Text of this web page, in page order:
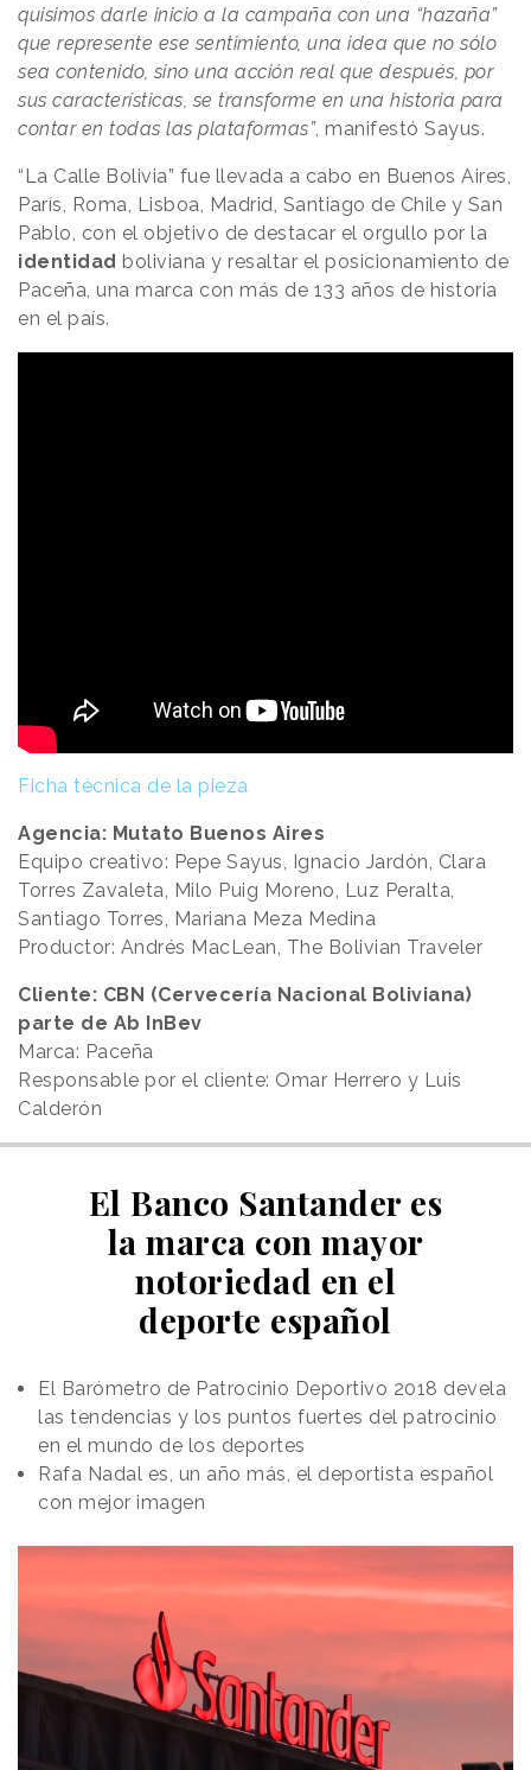
quisimos darle inicio a la campaña con una “hazaña”
que represente ese sentimiento, una idea que no sólo
sea contenido, sino una acción real que después, por
sus características, se transforme en una historia para
contar en todas las plataformas”, manifestó Sayus.
“La Calle Bolivia” fue llevada a cabo en Buenos Aires,
París, Roma, Lisboa, Madrid, Santiago de Chile y San
Pablo, con el objetivo de destacar el orgullo por la
identidad boliviana y resaltar el posicionamiento de
Paceña, una marca con más de 133 años de historia
en el país.
Ficha técnica de la pieza
Agencia: Mutato Buenos Aires
Equipo creativo: Pepe Sayus, Ignacio Jardón, Clara
Torres Zavaleta, Milo Puig Moreno, Luz Peralta,
Santiago Torres, Mariana Meza Medina
Productor: Andrés MacLean, The Bolivian Traveler
Cliente: CBN (Cervecería Nacional Boliviana)
parte de Ab InBev
Marca: Paceña
Responsable por el cliente: Omar Herrero y Luis
Calderón
El Banco Santander es
la marca con mayor
notoriedad en el
deporte español
El Barómetro de Patrocinio Deportivo 2018 devela
las tendencias y los puntos fuertes del patrocinio
en el mundo de los deportes
Rafa Nadal es, un año más, el deportista español
con mejor imagen